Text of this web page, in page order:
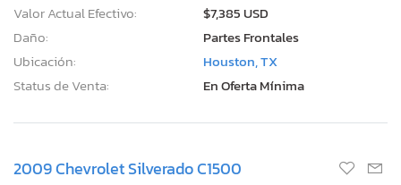
Valor Actual Efectivo:
$7,385 USD
Daño:
Partes Frontales
Ubicación:
Houston, TX
Status de Venta:
En Oferta Mínima
2009 Chevrolet Silverado C1500